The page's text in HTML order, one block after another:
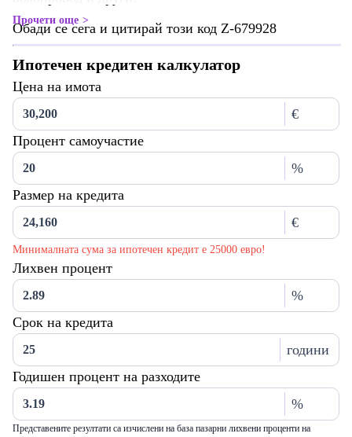
Обади се сега и цитирай този код Z-679928
Прочети още
Ипотечен кредитен калкулатор
Цена на имота
€
Процент самоучастие
%
Размер на кредита
€
Минималната сума за ипотечен кредит е 25000 евро!
Лихвен процент
%
Срок на кредита
години
Годишен процент на разходите
%
Представените резултати са изчислени на база пазарни лихвени проценти на